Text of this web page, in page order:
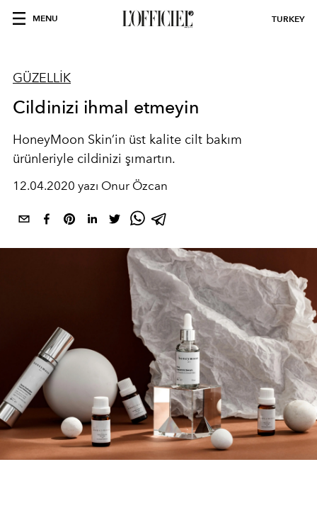
MENU TURKEY
GÜZELLİK
Cildinizi ihmal etmeyin
HoneyMoon Skin’in üst kalite cilt bakım
ürünleriyle cildinizi şımartın.
12.04.2020 yazı Onur Özcan